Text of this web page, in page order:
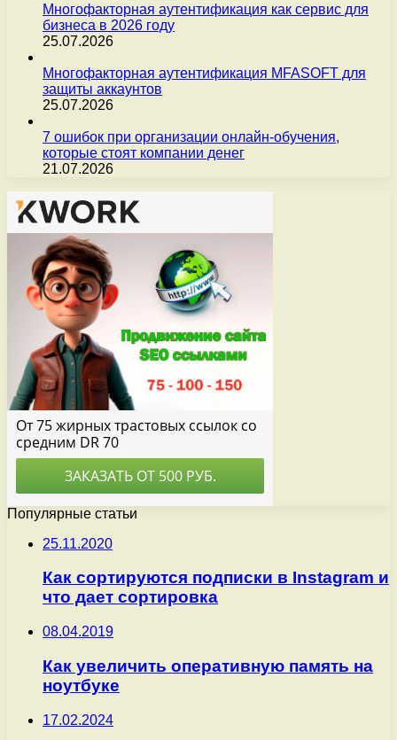
Многофакторная аутентификация как сервис для
бизнеса в 2026 году
25.07.2026
Многофакторная аутентификация MFASOFT для
защиты аккаунтов
25.07.2026
7 ошибок при организации онлайн-обучения,
которые стоят компании денег
21.07.2026
Популярные статьи
25.11.2020
Как сортируются подписки в Instagram и
что дает сортировка
08.04.2019
Как увеличить оперативную память на
ноутбуке
17.02.2024